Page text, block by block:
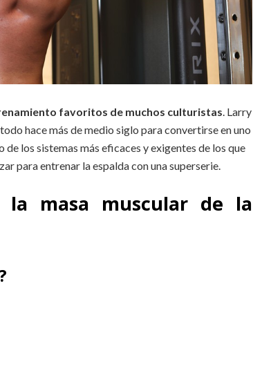
favoritos de muchos culturistas . Larry
hace más de medio siglo para convertirse en uno
los sistemas más eficaces y exigentes de los que
para entrenar la espalda con una superserie.
masa muscular de la